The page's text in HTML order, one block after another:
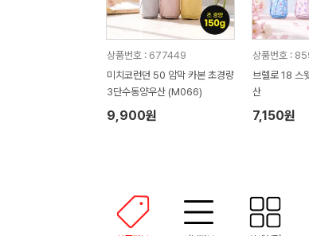
상품번호 : 677449
미치코런던 50 암막 카본 초경량
3단수동양우산 (M066)
9,900원
상품번호 :
브렐로 18 스
산
7,150원